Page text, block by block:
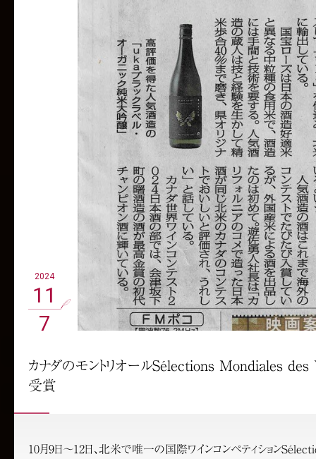
2024
11
7
カナダのモントリオールSélections Mondiales
受賞
10月9日〜12日、北米で唯一の国際ワインコンペティション